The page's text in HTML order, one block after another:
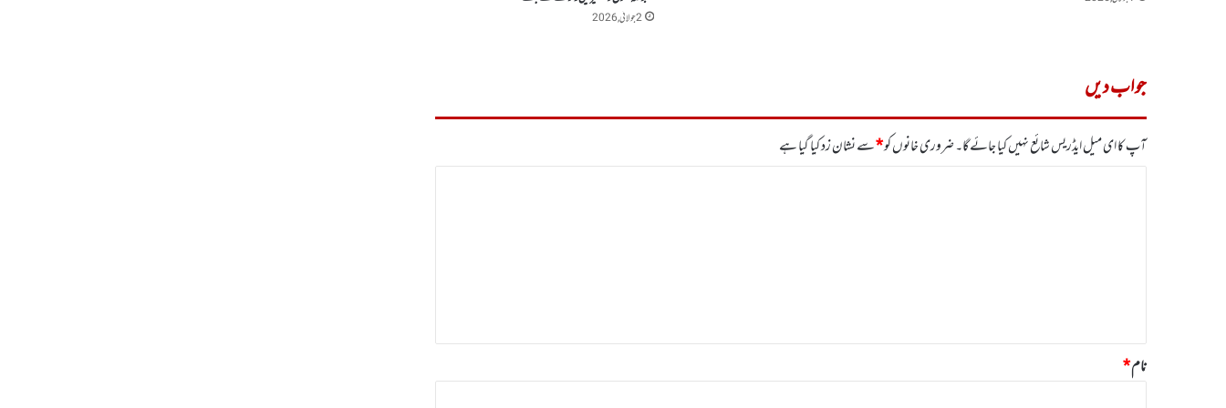
2 جولائی, 2026
جواب دیں
آپ کا ای میل ایڈریس شائع نہیں کیا جائے گا۔ضروری خانوں کو*سے نشان زد کیا گیا ہے
نام*